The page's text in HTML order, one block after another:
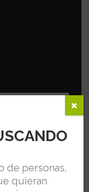
de personas,
quieran